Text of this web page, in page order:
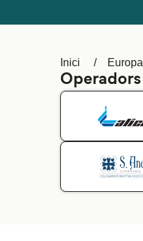
Inici Europa